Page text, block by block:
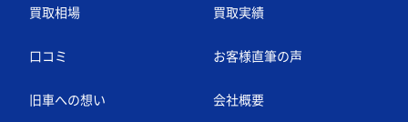
買取相場 買取実績
口コミ お客様直筆の声
旧車への想い 会社概要